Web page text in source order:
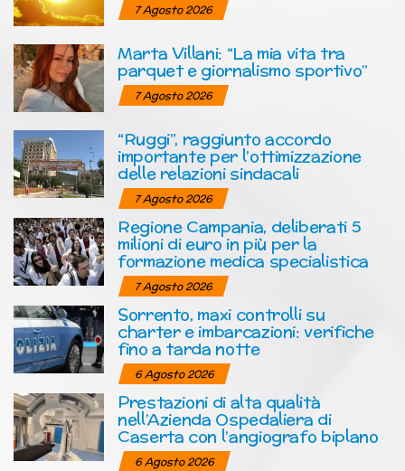
7 Agosto 2026
Marta Villani: “La mia vita tra
parquet e giornalismo sportivo”
7 Agosto 2026
“Ruggi”, raggiunto accordo
importante per l’ottimizzazione
delle relazioni sindacali
7 Agosto 2026
Regione Campania, deliberati 5
milioni di euro in più per la
formazione medica specialistica
7 Agosto 2026
Sorrento, maxi controlli su
charter e imbarcazioni: verifiche
fino a tarda notte
6 Agosto 2026
Prestazioni di alta qualità
nell’Azienda Ospedaliera di
Caserta con l’angiografo biplano
6 Agosto 2026